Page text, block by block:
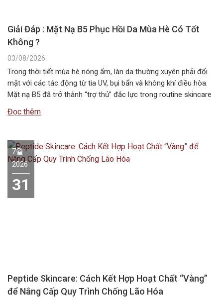
Giải Đáp : Mặt Nạ B5 Phục Hồi Da Mùa Hè Có Tốt
Không ?
03/08/2026
Trong thời tiết mùa hè nóng ẩm, làn da thường xuyên phải đối
mặt với các tác động từ tia UV, bụi bẩn và không khí điều hòa.
Mặt nạ B5 đã trở thành “trợ thủ” đắc lực trong routine skincare
Đọc thêm
7월
2026
31
Peptide Skincare: Cách Kết Hợp Hoạt Chất “Vàng”
để Nâng Cấp Quy Trình Chống Lão Hóa